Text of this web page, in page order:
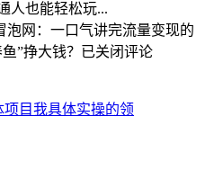
人也能轻松玩...
泡网：一口气讲完流量变现的
”挣大钱？ 已关闭评论